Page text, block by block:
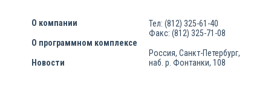
О компании
О программном комплексе
Новости
Тел: (812) 325-61-40
Факс: (812) 325-71-08
Россия, Санкт-Петербург,
наб. р. Фонтанки, 108